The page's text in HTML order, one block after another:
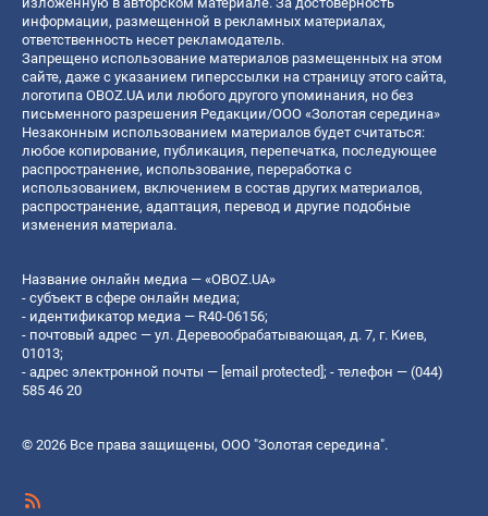
информации, размещенной в рекламных материалах,
ответственность несет рекламодатель.
Запрещено использование материалов размещенных на этом
сайте, даже с указанием гиперссылки на страницу этого сайта,
логотипа OBOZ.UA или любого другого упоминания, но без
письменного разрешения Редакции/ООО «Золотая середина»
Незаконным использованием материалов будет считаться:
любое копирование, публикация, перепечатка, последующее
распространение, использование, переработка с
использованием, включением в состав других материалов,
распространение, адаптация, перевод и другие подобные
изменения материала.
Название онлайн медиа — «OBOZ.UA»
- субъект в сфере онлайн медиа;
- идентификатор медиа — R40-06156;
- почтовый адрес — ул. Деревообрабатывающая, д. 7, г. Киев,
01013;
- адрес электронной почты — [email protected]; - телефон — (044)
585 46 20
© 2026 Все права защищены, ООО "Золотая середина".